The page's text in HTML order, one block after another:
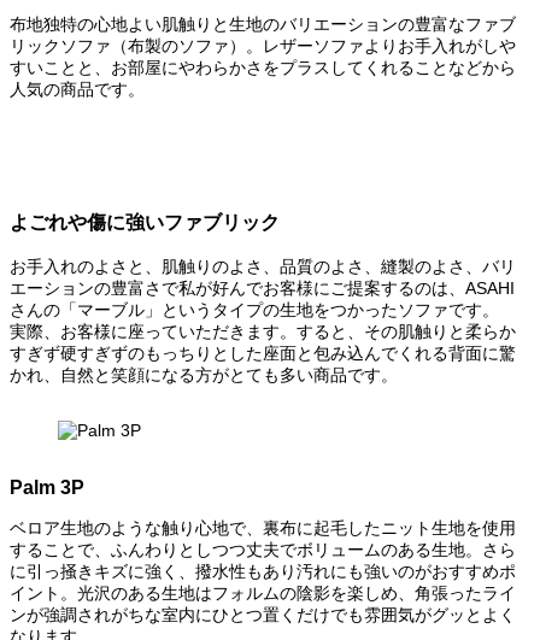
布地独特の心地よい肌触りと生地のバリエーションの豊富なファブ
リックソファ（布製のソファ）。レザーソファよりお手入れがしや
すいことと、お部屋にやわらかさをプラスしてくれることなどから
人気の商品です。
よごれや傷に強いファブリック
お手入れのよさと、肌触りのよさ、品質のよさ、縫製のよさ、バリ
エーションの豊富さで私が好んでお客様にご提案するのは、ASAHI
さんの「マーブル」というタイプの生地をつかったソファです。
実際、お客様に座っていただきます。すると、その肌触りと柔らか
すぎず硬すぎずのもっちりとした座面と包み込んでくれる背面に驚
かれ、自然と笑顔になる方がとても多い商品です。
Palm 3P
ベロア生地のような触り心地で、裏布に起毛したニット生地を使用
することで、ふんわりとしつつ丈夫でボリュームのある生地。さら
に引っ掻きキズに強く、撥水性もあり汚れにも強いのがおすすめポ
イント。光沢のある生地はフォルムの陰影を楽しめ、角張ったライ
ンが強調されがちな室内にひとつ置くだけでも雰囲気がグッとよく